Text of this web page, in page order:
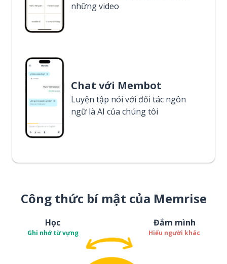
những video
Chat với Membot
Luyện tập nói với đối tác ngôn
ngữ là AI của chúng tôi
Công thức bí mật của Memrise
Học
Ghi nhớ từ vựng
Đắm mình
Hiểu người khác